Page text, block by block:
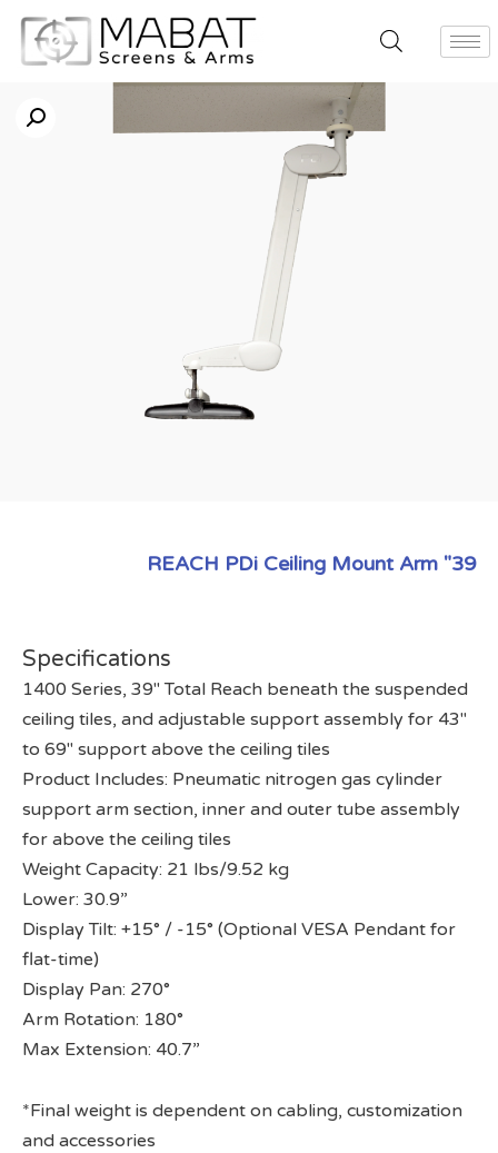
39" REACH PDi Ceiling Mount Arm
Specifications
1400 Series, 39" Total Reach beneath the suspended
ceiling tiles, and adjustable support assembly for 43"
to 69" support above the ceiling tiles
Product Includes: Pneumatic nitrogen gas cylinder
support arm section, inner and outer tube assembly
for above the ceiling tiles
Weight Capacity: 21 lbs/9.52 kg
Lower: 30.9”
Display Tilt: +15° / -15° (Optional VESA Pendant for
flat-time)
Display Pan: 270°
Arm Rotation: 180°
Max Extension: 40.7”
*Final weight is dependent on cabling, customization
and accessories